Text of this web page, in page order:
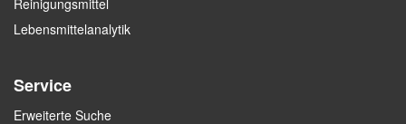
Reinigungsmittel
Lebensmittelanalytik
Service
Erweiterte Suche